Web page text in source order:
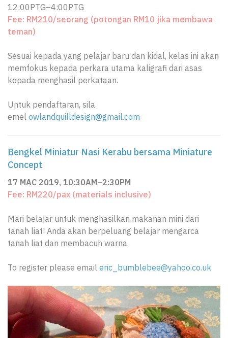
12:00PTG–4:00PTG
Fee: RM210/seorang (potongan RM10 jika membawa
teman)
Sesuai kepada yang pelajar baru dan kidal, kelas ini akan
memfokus kepada perkara utama kaligrafi dari asas
kepada menghasil perkataan.
Untuk pendaftaran, sila
emel owlandquilldesign@gmail.com
Bengkel Miniatur Nasi Kerabu bersama Miniature
Concept
17 MAC 2019, 10:30AM–2:30PM
Fee: RM220/pax (materials inclusive)
Mari belajar untuk menghasilkan makanan mini dari
tanah liat! Anda akan berpeluang belajar mengarca
tanah liat dan membacuh warna.
To register please email eric_bumblebee@yahoo.co.uk